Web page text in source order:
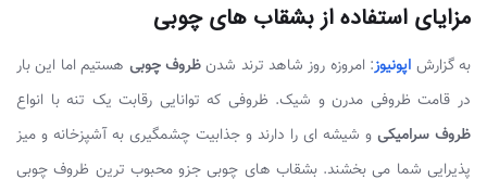
مزایای استفاده از بشقاب های چوبی
به گزارش اپونیوز: امروزه روز شاهد ترند شدنظروف چوبی هستیم اما این بار
در قامت ظروفی مدرن و شیک. ظروفی که توانایی رقابت یک تنه با انواع
ظروف سرامیکی و شیشه ای را دارند و جذابیت چشمگیری به آشپزخانه و میز
پذیرایی شما می بخشند. بشقاب های چوبی جزو محبوب ترین ظروف چوبی